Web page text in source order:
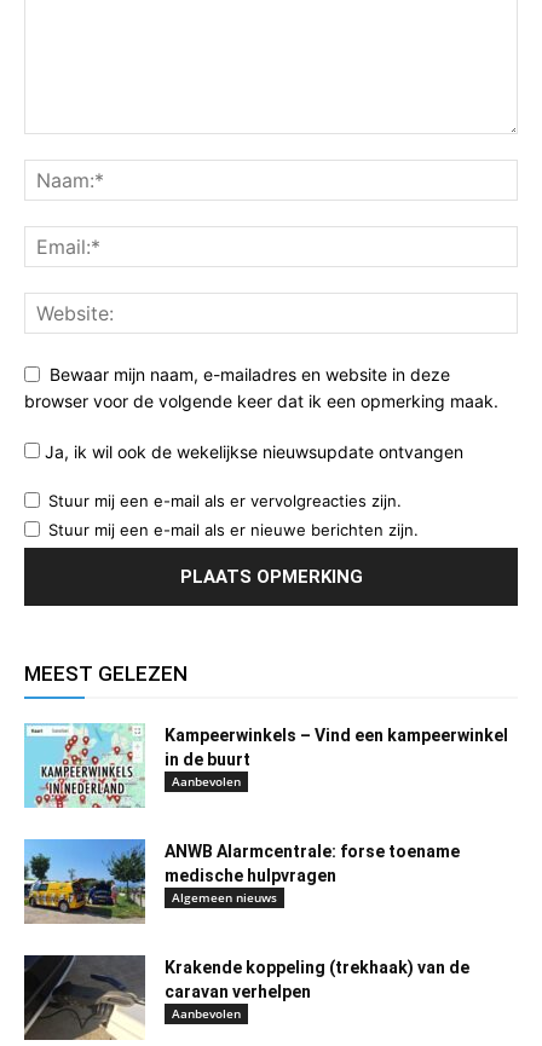
Bewaar mijn naam, e-mailadres en website in deze
browser voor de volgende keer dat ik een opmerking maak.
Ja, ik wil ook de wekelijkse nieuwsupdate ontvangen
Stuur mij een e-mail als er vervolgreacties zijn.
Stuur mij een e-mail als er nieuwe berichten zijn.
MEEST GELEZEN
Kampeerwinkels – Vind een kampeerwinkel
in de buurt
Aanbevolen
ANWB Alarmcentrale: forse toename
medische hulpvragen
Algemeen nieuws
Krakende koppeling (trekhaak) van de
caravan verhelpen
Aanbevolen